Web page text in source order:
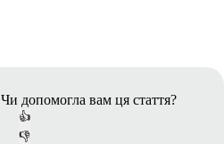
Чи допомогла вам ця стаття?
👍
👎